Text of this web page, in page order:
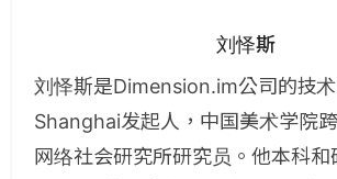
刘怿斯
刘怿斯是Dimension.im公司的技
Shanghai发起人，中国美术学院
网络社会研究所研究员。他本科